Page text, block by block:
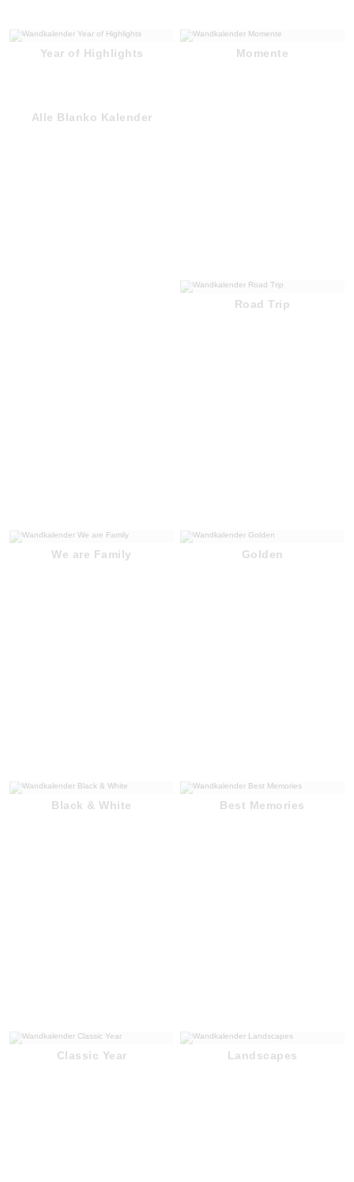
Year of Highlights Momente
Road Trip
We are Family Golden
Black & White Best Memories
Classic Year Landscapes
Alle Blanko Kalender